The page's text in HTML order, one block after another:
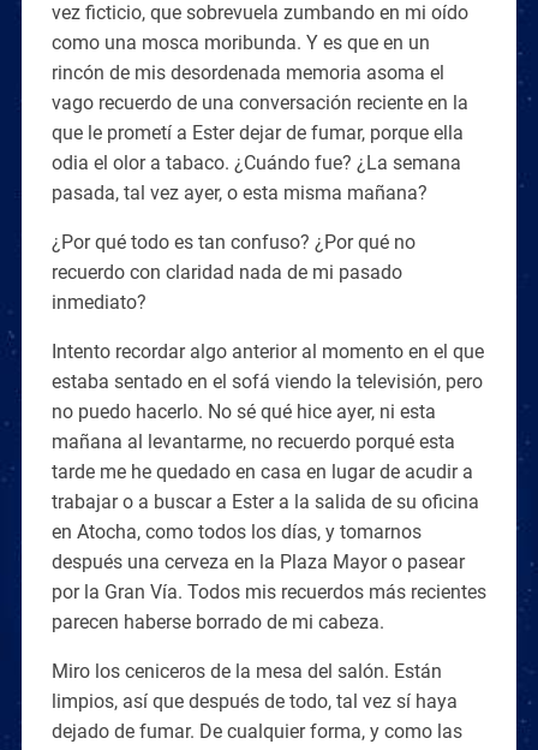
vez ficticio, que sobrevuela zumbando en mi oído
como una mosca moribunda. Y es que en un
rincón de mis desordenada memoria asoma el
vago recuerdo de una conversación reciente en la
que le prometí a Ester dejar de fumar, porque ella
odia el olor a tabaco. ¿Cuándo fue? ¿La semana
pasada, tal vez ayer, o esta misma mañana?
¿Por qué todo es tan confuso? ¿Por qué no
recuerdo con claridad nada de mi pasado
inmediato?
Intento recordar algo anterior al momento en el que
estaba sentado en el sofá viendo la televisión, pero
no puedo hacerlo. No sé qué hice ayer, ni esta
mañana al levantarme, no recuerdo porqué esta
tarde me he quedado en casa en lugar de acudir a
trabajar o a buscar a Ester a la salida de su oficina
en Atocha, como todos los días, y tomarnos
después una cerveza en la Plaza Mayor o pasear
por la Gran Vía. Todos mis recuerdos más recientes
parecen haberse borrado de mi cabeza.
Miro los ceniceros de la mesa del salón. Están
limpios, así que después de todo, tal vez sí haya
dejado de fumar. De cualquier forma, y como las